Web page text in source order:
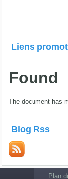
Liens
Found
The document has
Blog Rss
Plan